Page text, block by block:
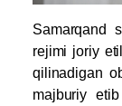
Samarqand
rejimi joriy
qilinadigan
majburiy